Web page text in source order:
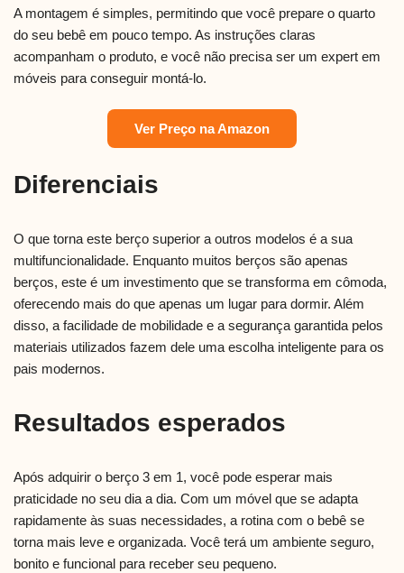
A montagem é simples, permitindo que você prepare o quarto
do seu bebê em pouco tempo. As instruções claras
acompanham o produto, e você não precisa ser um expert em
móveis para conseguir montá-lo.
Ver Preço na Amazon
Diferenciais
O que torna este berço superior a outros modelos é a sua
multifuncionalidade. Enquanto muitos berços são apenas
berços, este é um investimento que se transforma em cômoda,
oferecendo mais do que apenas um lugar para dormir. Além
disso, a facilidade de mobilidade e a segurança garantida pelos
materiais utilizados fazem dele uma escolha inteligente para os
pais modernos.
Resultados esperados
Após adquirir o berço 3 em 1, você pode esperar mais
praticidade no seu dia a dia. Com um móvel que se adapta
rapidamente às suas necessidades, a rotina com o bebê se
torna mais leve e organizada. Você terá um ambiente seguro,
bonito e funcional para receber seu pequeno.